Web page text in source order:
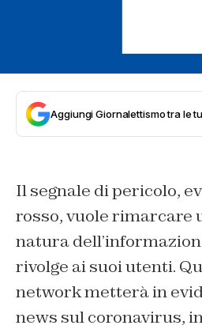
Aggiungi Giornalettismo tra le
Il segnale di pericolo,
rosso, vuole rimarcare
natura
rivolge ai suoi utenti.
network metterà in
news sul coronavirus,